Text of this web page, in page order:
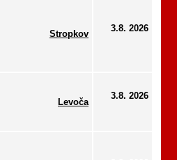
Stropkov
3.8. 2026
Levoča
3.8. 2026